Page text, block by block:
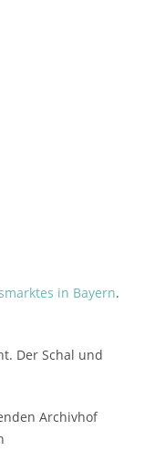
in Bayern.
Der Schal und
Archivhof